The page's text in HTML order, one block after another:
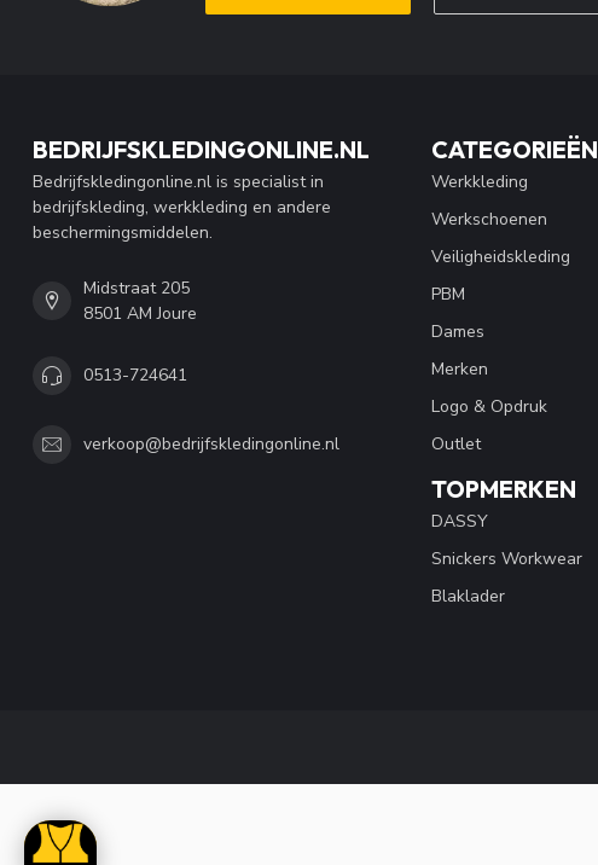
BEDRIJFSKLEDINGONLINE.NL
Bedrijfskledingonline.nl is specialist in
bedrijfskleding, werkkleding en andere
beschermingsmiddelen.
Midstraat 205
8501 AM Joure
0513-724641
verkoop@bedrijfskledingonline.nl
CATEGORIEËN
Werkkleding
Werkschoenen
Veiligheidskleding
PBM
Dames
Merken
Logo & Opdruk
Outlet
TOPMERKEN
DASSY
Snickers Workwear
Blaklader